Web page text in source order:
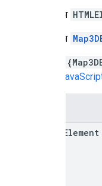
यह क्लास
यह क्लास
const
Maps
Map3DElement